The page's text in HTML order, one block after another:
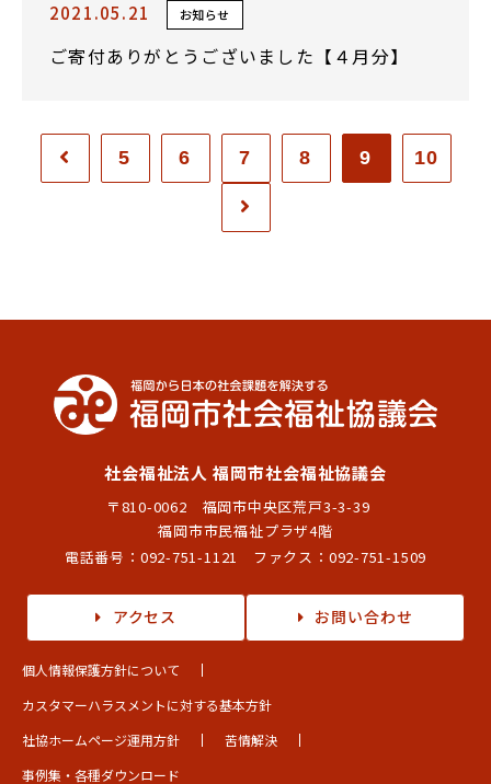
2021.05.21 お知らせ
ご寄付ありがとうございました【４月分】
5 6 7 8 9 10
社会福祉法人 福岡市社会福祉協議会
〒810-0062 福岡市中央区荒戸3-3-39
福岡市市民福祉プラザ4階
電話番号： 092-751-1121 ファクス：092-751-1509
アクセス お問い合わせ
個人情報保護方針について
カスタマーハラスメントに対する基本方針
社協ホームページ運用方針
苦情解決
事例集・各種ダウンロード